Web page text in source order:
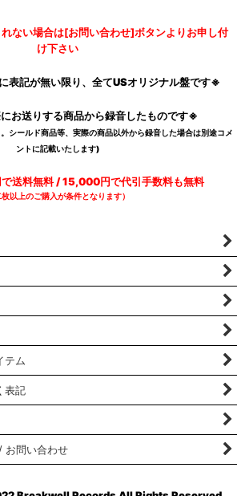
ない場合は[お問い合わせ]ボタンよりお申し付
け下さい
表記が無い限り、全てUSオリジナル盤です※
お送りする商品から録音したものです※
シールド商品等、実際の商品以外から録音した場合は別途コメ
ントに記載いたします)
送料無料 / 15,000円で代引手数料も無料
枚以上のご購入が条件となります）
テム
表記
問い合わせ